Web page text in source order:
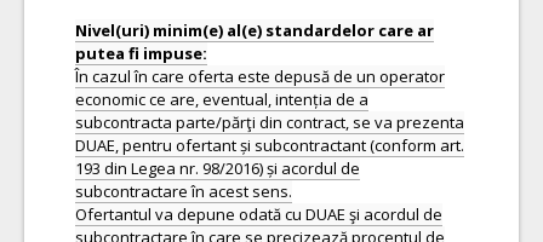
Nivel(uri) minim(e) al(e) standardelor care ar
În cazul în care oferta este depusă de un operator
economic ce are, eventual, intenția de a
subcontracta parte/părţi din contract, se va prezenta
DUAE, pentru ofertant și subcontractant (conform art.
193 din Legea nr. 98/2016) și acordul de
subcontractare în acest sens.
Ofertantul va depune odată cu DUAE şi acordul de
subcontractare în care se precizează procentul de